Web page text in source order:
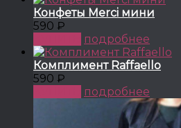
Конфеты Merci мини
590 ₽
подробнее
Комплимент Raffaello
590 ₽
подробнее